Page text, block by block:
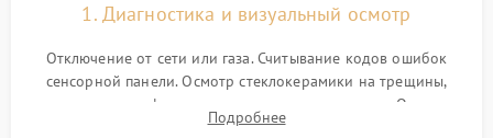
1. Диагностика и визуальный осмотр
Отключение от сети или газа. Считывание кодов ошибок
сенсорной панели. Осмотр стеклокерамики на трещины,
проверка конфорок на равномерность нагрева. Опрос
клиента о симптомах (не включается, не видит посуду,
Подробнее